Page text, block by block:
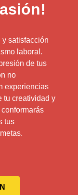
satisfacción
laboral.
de tus
no
experiencias
tu creatividad y
tus